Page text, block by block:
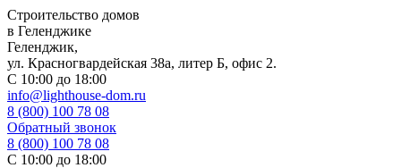
Строительство домов
в Геленджике
Геленджик,
ул. Красногвардейская 38а, литер Б, офис 2.
С 10:00 до 18:00
info@lighthouse-dom.ru
8 (800) 100 78 08
Обратный звонок
8 (800) 100 78 08
С 10:00 до 18:00